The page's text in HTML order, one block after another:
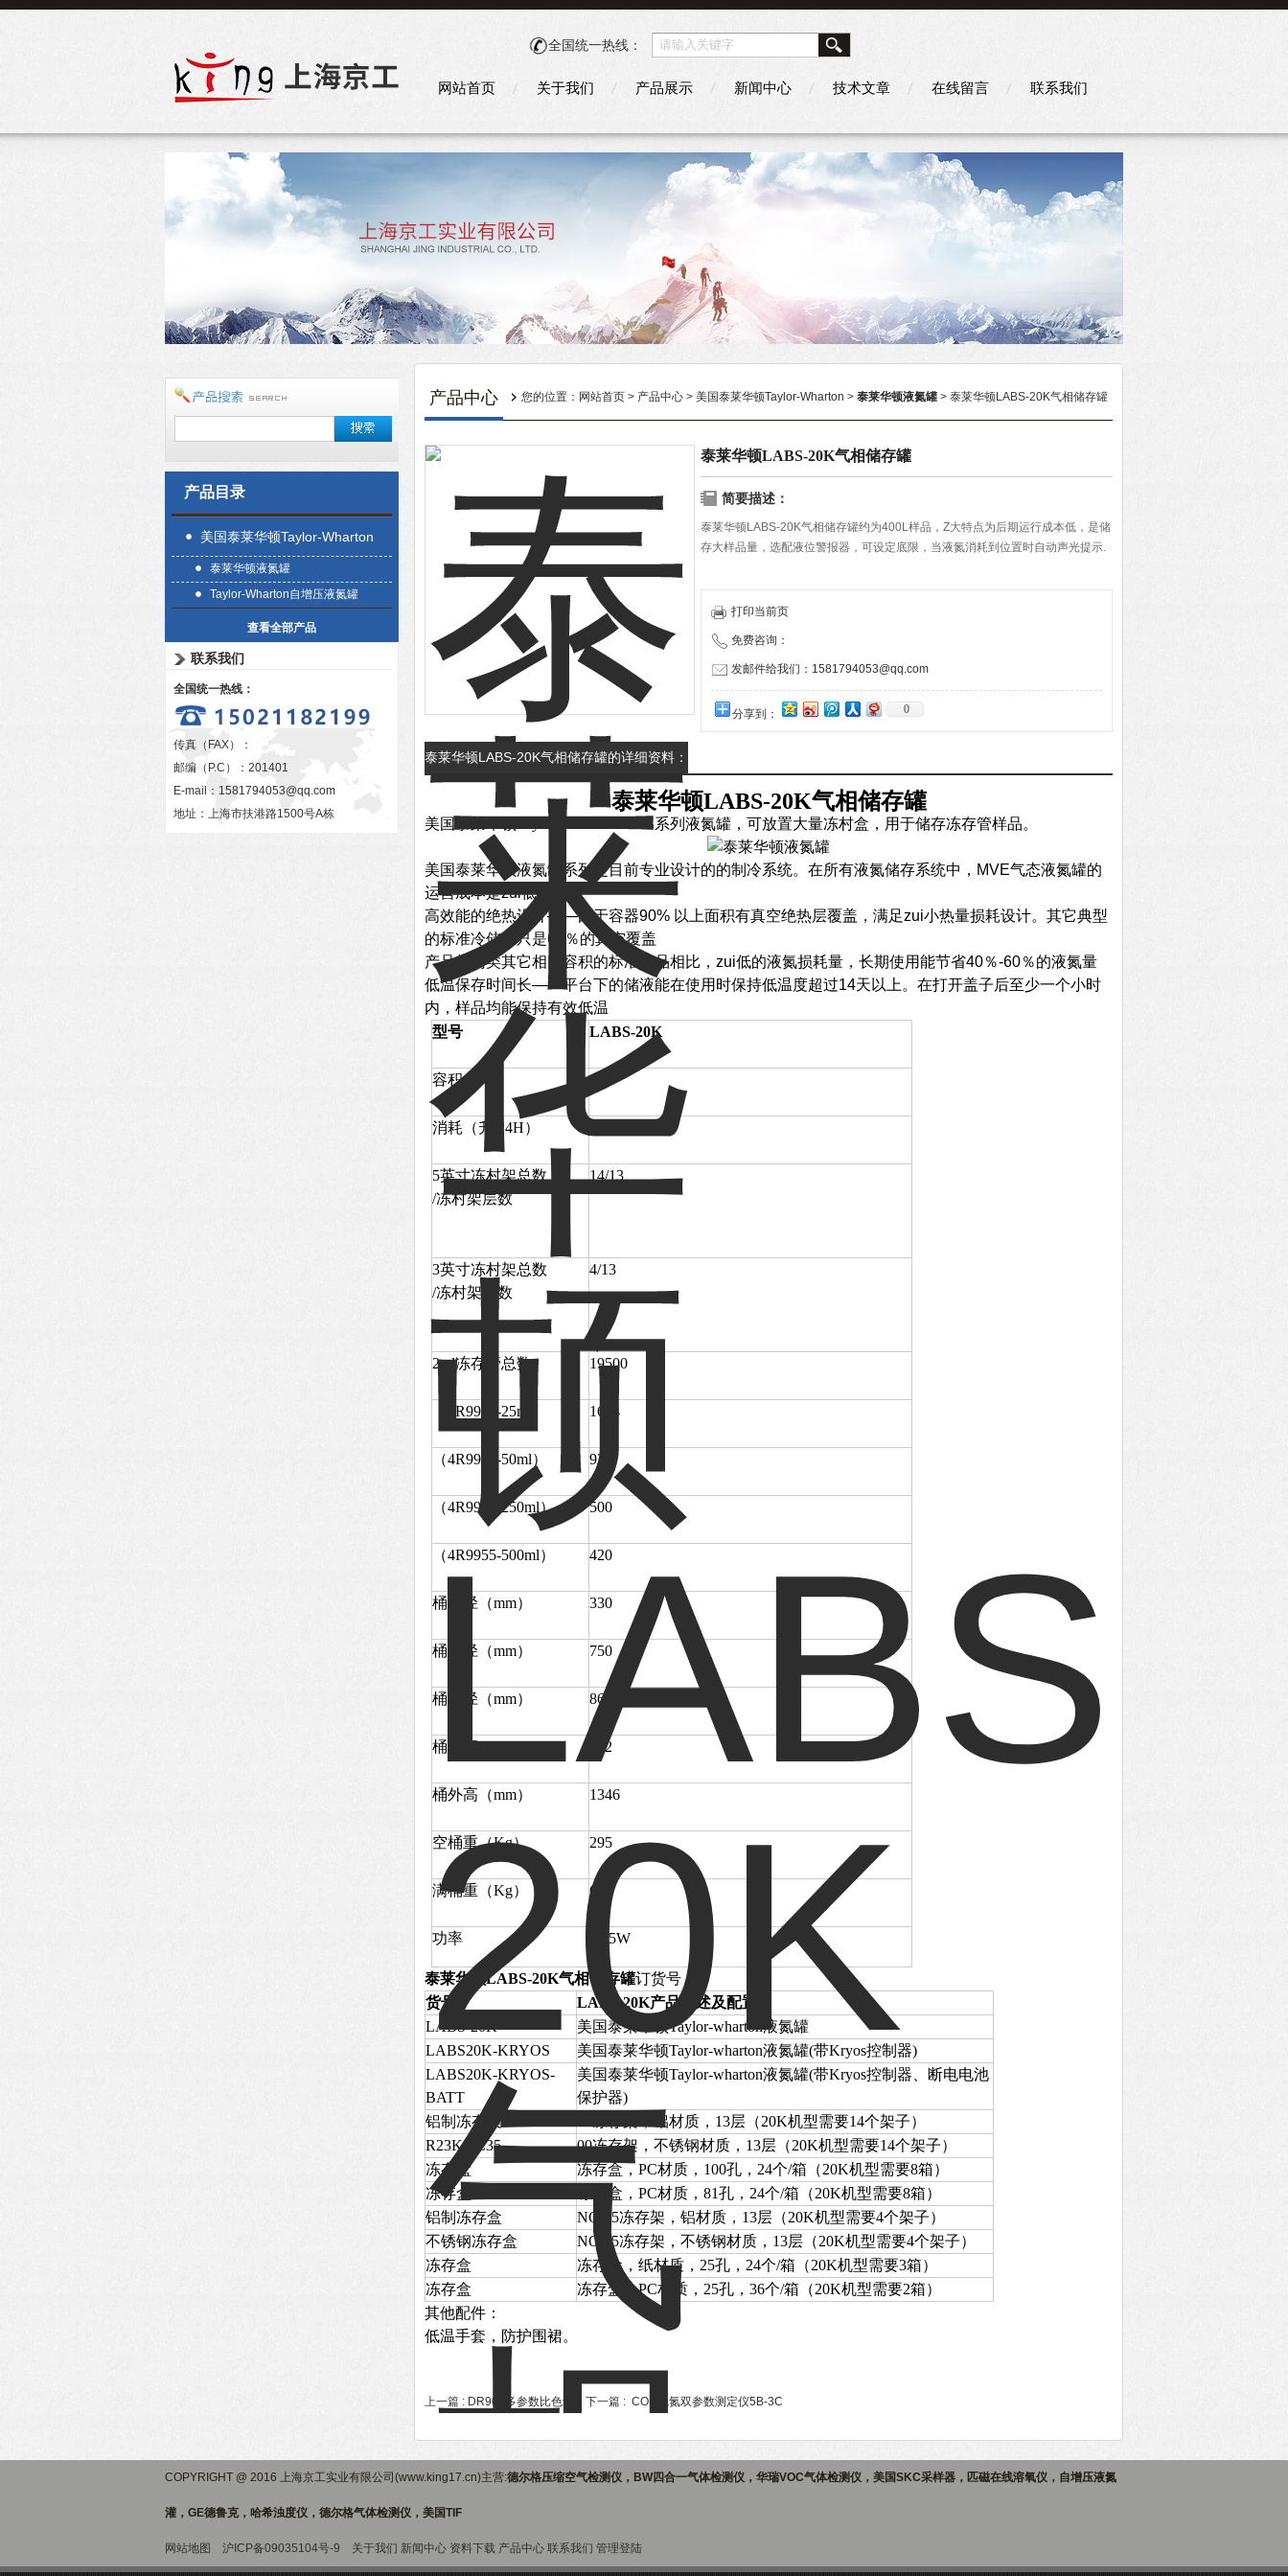
全国统一热线：
网站首页 关于我们 产品展示 新闻中心 技术文章 在线留言 联系我们
产品目录
美国泰莱华顿Taylor-Wharton
泰莱华顿液氮罐
Taylor-Wharton自增压液氮罐
查看全部产品
联系我们
全国统一热线：
传真（FAX）：
邮编（P.C）：201401
E-mail： 1581794053@qq.com
地址：上海市扶港路1500号A栋
产品中心 您的位置： 网站首页 > 产品中心 > 美国泰莱华顿Taylor-Wharton > 泰莱华顿液氮罐> 泰莱华顿LABS-20K气相储存罐
泰莱华顿LABS-20K气相储存罐
简要描述：
泰莱华顿LABS-20K气相储存罐约为400L样品，Z大特点为后期运行成本低，是储
存大样品量，选配液位警报器，可设定底限，当液氮消耗到位置时自动声光提示.
打印当前页
免费咨询：
发邮件给我们：1581794053@qq.com
分享到： 0
泰莱华顿LABS-20K气相储存罐的详细资料：
泰莱华顿LABS-20K气相储存罐
美国泰莱华顿Taylor-wharton LABS系列液氮罐，可放置大量冻村盒，用于储存冻存管样品。
美国泰莱华顿液氮罐系列是目前专业设计的的制冷系统。在所有液氮储存系统中，MVE气态液氮罐的
运营成本是zui低的
高效能的绝热设计——由于容器90% 以上面积有真空绝热层覆盖，满足zui小热量损耗设计。其它典型
的标准冷储罐只是60％的真空覆盖
产品与同类其它相同容积的标准产品相比，zui低的液氮损耗量，长期使用能节省40％-60％的液氮量
低温保存时间长——平台下的储液能在使用时保持低温度超过14天以上。在打开盖子后至少一个小时
内，样品均能保持有效低温
型号
LABS-20K
容积（升） 407
消耗（升/24H）
5英寸冻村架总数
/冻村架层数
14/13
3英寸冻村架总数
/冻村架层数
4/13
2ml冻存管总数 19500
（4R9951-25ml） 1624
（4R9951-50ml） 924
（4R9953-250ml） 500
（4R9955-500ml） 420
桶口径（mm） 330
桶内径（mm） 750
桶外径（mm） 864
桶内深（mm） 762
桶外高（mm） 1346
空桶重（Kg） 295
满桶重（Kg） 624
功率 16.5W
泰莱华顿LABS-20K气相储存罐订货号
货号
LABS-20K产品描述及配置
LABS-20K
美国泰莱华顿Taylor-wharton液氮罐
LABS20K-KRYOS
美国泰莱华顿Taylor-wharton液氮罐(带Kryos控制器)
LABS20K-KRYOS-
BATT
美国泰莱华顿Taylor-wharton液氮罐(带Kryos控制器、断电电池
保护器)
铝制冻存架
00冻存架，铝材质，13层（20K机型需要14个架子）
R23K-8C35
00冻存架，不锈钢材质，13层（20K机型需要14个架子）
冻存盒
冻存盒，PC材质，100孔，24个/箱（20K机型需要8箱）
冻存盒
冻存盒，PC材质，81孔，24个/箱（20K机型需要8箱）
铝制冻存盒
NO.25冻存架，铝材质，13层（20K机型需要4个架子）
不锈钢冻存盒
NO.25冻存架，不锈钢材质，13层（20K机型需要4个架子）
冻存盒
冻存盒，纸材质，25孔，24个/箱（20K机型需要3箱）
冻存盒
冻存盒，PC材质，25孔，36个/箱（20K机型需要2箱）
其他配件：
低温手套，防护围裙。
上一篇 : DR900多参数比色计 下一篇 : COD氨氮双参数测定仪5B-3C
COPYRIGHT @ 2016 上海京工实业有限公司(www.king17.cn)主营:德尔格压缩空气检测仪，BW四合一气体检测仪，华瑞VOC气体检测仪，美国SKC采样器，匹磁在线溶氧仪，自增压液氮
灌，GE德鲁克，哈希浊度仪，德尔格气体检测仪，美国TIF
网站地图 沪ICP备09035104号-9 关于我们 新闻中心 资料下载 产品中心 联系我们 管理登陆